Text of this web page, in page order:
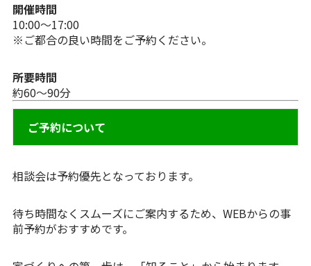
開催時間
10:00〜17:00
※ご都合の良い時間をご予約ください。
所要時間
約60〜90分
ご予約について
相談会は予約優先となっております。
待ち時間なくスムーズにご案内するため、WEBからの事
前予約がおすすめです。